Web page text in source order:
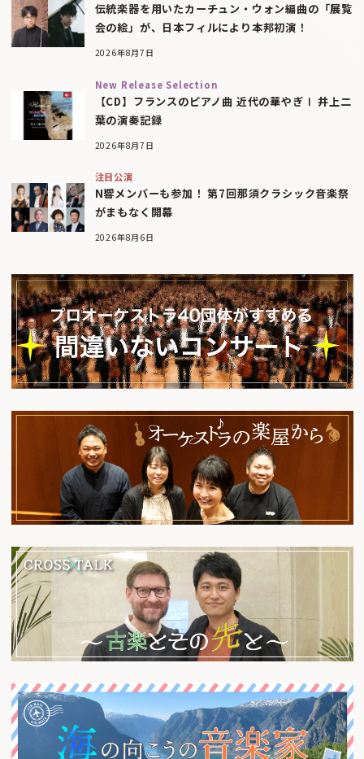
伝統楽器を用いたカーチュン・ウォン編曲の「展覧
会の絵」が、日本フィルにより本邦初演！
2026年8月7日
New Release Selection
【CD】フランスのピアノ曲 近代の華やぎⅠ 井上二
葉の演奏記録
2026年8月7日
注目公演
N響メンバーも参加！ 第7回那須クラシック音楽祭
がまもなく開幕
2026年8月6日